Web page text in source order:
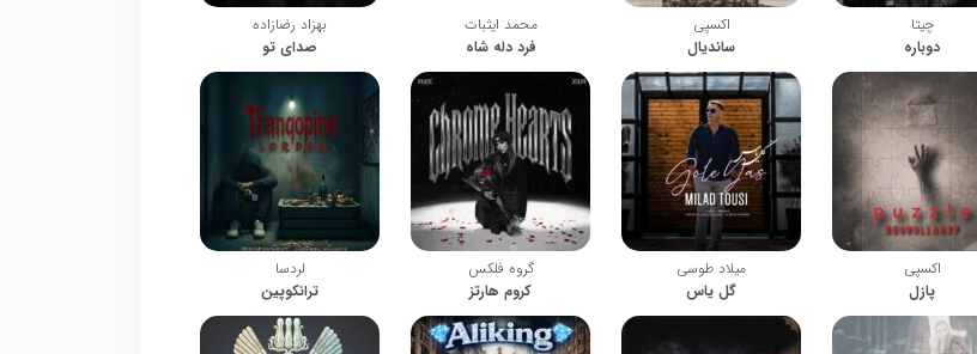
چیتا
دوباره
اکسپی
ساندیال
محمد ایثبات
فرد دله شاه
بهزاد رضازاده
صدای تو
اکسپی
پازل
میلاد طوسی
گل یاس
گروه فلکس
کروم هارتز
لردسا
ترانکوپین